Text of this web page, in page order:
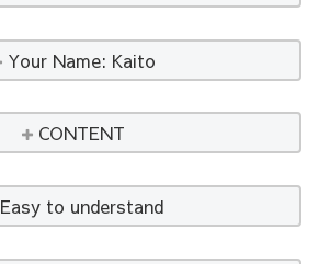
Your Name: Kaito
CONTENT
Easy to understand